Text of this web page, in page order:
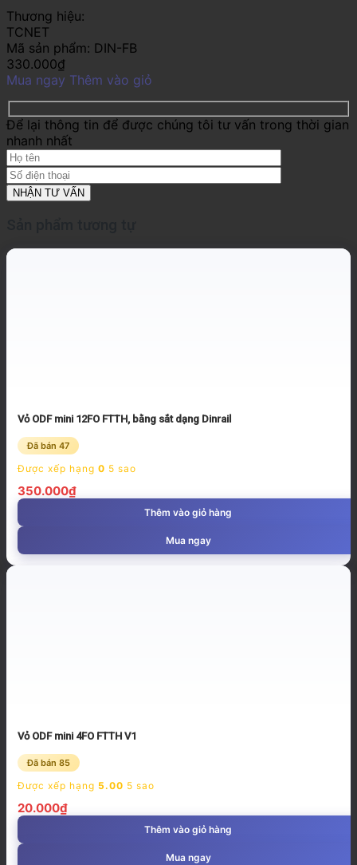
Thương hiệu:
TCNET
Mã sản phẩm: DIN-FB
330.000₫
Mua ngay Thêm vào giỏ
Để lại thông tin để được chúng tôi tư vấn trong thời gian
nhanh nhất
Vỏ ODF mini 12FO FTTH, bằng sắt dạng Dinrail
Đã bán 47
Được xếp hạng 0 5 sao
350.000₫
Thêm vào giỏ hàng
Mua ngay
Vỏ ODF mini 4FO FTTH V1
Đã bán 85
Được xếp hạng 5.00 5 sao
20.000₫
Thêm vào giỏ hàng
Mua ngay